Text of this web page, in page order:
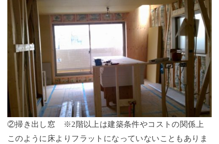
②掃き出し窓 ※2階以上は建築条件やコストの関係上
このように床よりフラットになっていないこともありま